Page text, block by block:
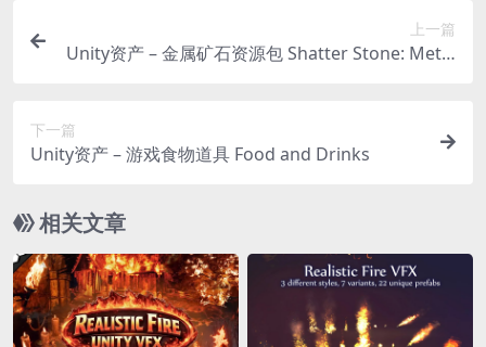
上一篇
Unity资产 – 金属矿石资源包 Shatter Stone: Metal
下一篇
Unity资产 – 游戏食物道具 Food and Drinks
相关文章